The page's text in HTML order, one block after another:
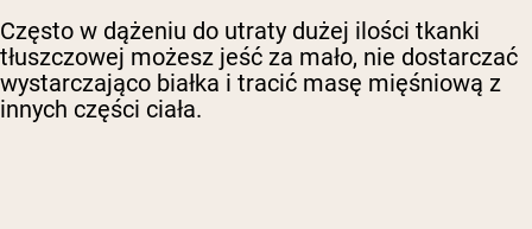
Często w dążeniu do utraty dużej ilości tkanki
tłuszczowej możesz jeść za mało, nie dostarczać
wystarczająco białka i tracić masę mięśniową z
innych części ciała.